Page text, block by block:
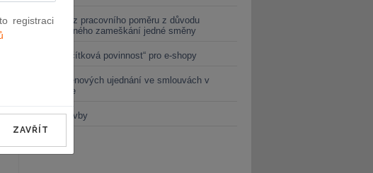
Výpověď z pracovního poměru z důvodu
neomluveného zameškání jedné směny
Nová „tlačítková povinnost“ pro e-shopy
Změna cenových ujednání ve smlouvách v
energetice
Černé stavby
registraci
ZAVŘÍT